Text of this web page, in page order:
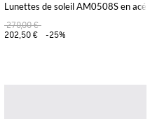
Lunettes de soleil AM0508S en
270,00 €
202,50 €
-25%